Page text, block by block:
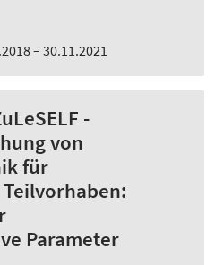
– 30.11.2021
-
von
für
Parameter